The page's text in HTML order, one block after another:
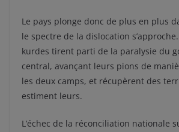
Le pays plonge donc de plus en plus
le spectre de la dislocation
kurdes tirent parti de la paralysie du
central, avançant leurs pions de
les deux camps, et récupèrent des
estiment leurs.
L’échec de la réconciliation nationale